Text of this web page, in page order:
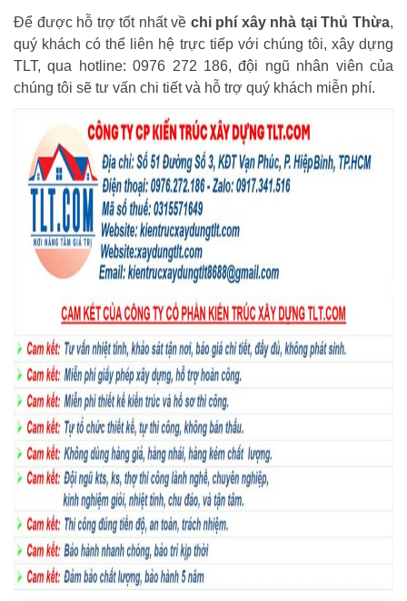
Để được hỗ trợ tốt nhất về chi phí xây nhà tại Thủ Thừa,
quý khách có thể liên hệ trực tiếp với chúng tôi, xây dựng
TLT, qua hotline: 0976 272 186, đội ngũ nhân viên của
chúng tôi sẽ tư vấn chi tiết và hỗ trợ quý khách miễn phí.